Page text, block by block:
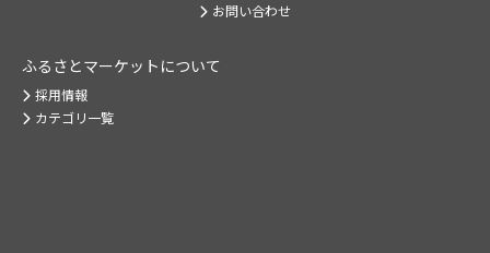
お問い合わせ
ふるさとマーケット について
採用情報
カテゴリ一覧